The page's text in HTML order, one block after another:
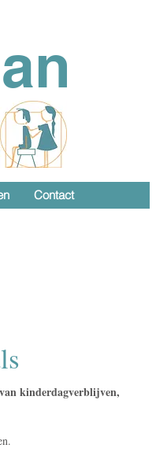
Contact
kinderdagverblijven,